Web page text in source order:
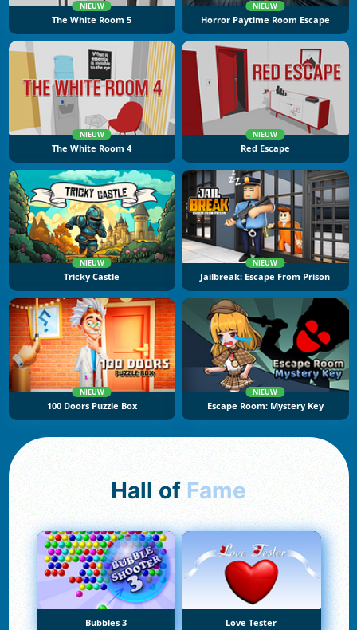
NIEUW
The White Room 5
NIEUW
Horror Paytime Room Escape
NIEUW
The White Room 4
NIEUW
Red Escape
NIEUW
Tricky Castle
NIEUW
Jailbreak: Escape From Prison
NIEUW
100 Doors Puzzle Box
NIEUW
Escape Room: Mystery Key
Hall of Fame
Bubbles 3 Love Tester